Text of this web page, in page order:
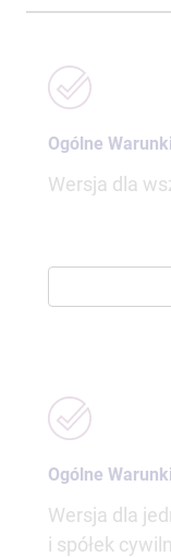
Ogólne
Wersja dla
Ogólne
Wersja dla
i spółek